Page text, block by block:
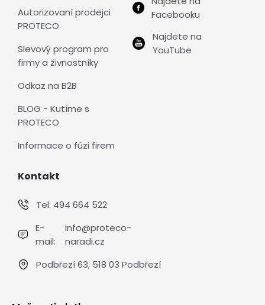
Autorizovaní prodejci
PROTECO
Slevový program pro
firmy a živnostníky
Odkaz na B2B
BLOG - Kutíme s
PROTECO
Informace o fúzi firem
Facebooku
Najdete na
YouTube
Kontakt
Tel: 494 664 522
E-
mail:
info@proteco-
naradi.cz
Podbřezí 63, 518 03 Podbřezí